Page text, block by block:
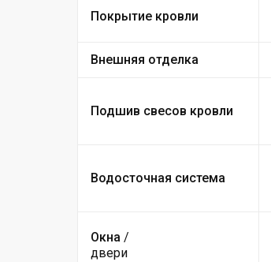
Покрытие кровли
Внешняя отделка
Подшив свесов кровли
Водосточная система
Окна /
двери